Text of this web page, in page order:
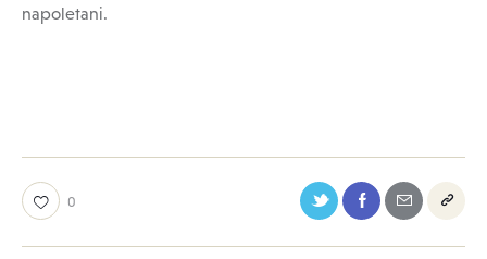
napoletani.
0